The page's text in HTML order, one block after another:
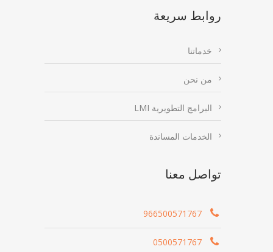
روابط سريعة
خدماتنا
من نحن
البرامج التطويرية LMI
الخدمات المساندة
تواصل معنا
966500571767
0500571767